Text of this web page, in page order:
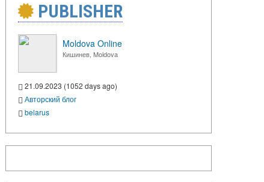
PUBLISHER
Moldova Online
Кишинев, Moldova
21.09.2023 (1052 days ago)
Авторский блог
belarus